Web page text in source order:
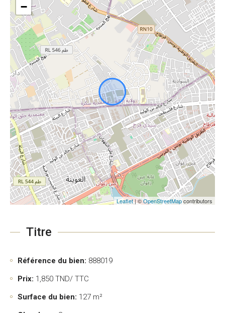
−
Leaflet| ©OpenStreetMapcontributors
Titre
Référence du bien: 888019
Prix: 1,850 TND/ TTC
Surface du bien: 127 m²